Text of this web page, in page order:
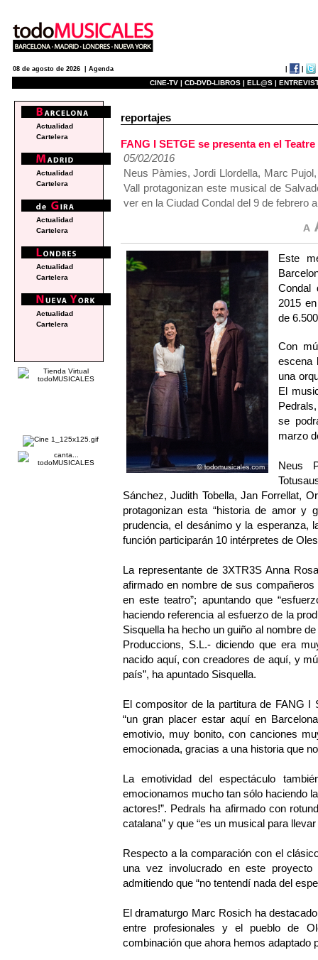
08 de agosto de 2026 | Agenda
CINE-TV | CD-DVD-LIBROS | ELL@S |
reportajes
FANG I SETGE se presenta en el
05/02/2016
Neus Pàmies, Jordi Llordella, Marc
Vall protagonizan este musical de
ver en la Ciudad Condal del 9 de febrero
Este
Condal
2015
de
Con
escena
una
El
se
marzo
Neus
Sánchez, Judith Tobella, Jan Forrellat,
protagonizan esta “historia de amor
prudencia, el desánimo y la esperanza,
función participarán 10 intérpretes de
La representante de 3XTR3S Anna
afirmado en nombre de sus
en este teatro”; apuntando que
haciendo referencia al esfuerzo de la
Sisquella ha hecho un guiño al nombre
Produccions, S.L.- diciendo que era
nacido aquí, con creadores de aquí, y
país”, ha apuntado Sisquella.
El compositor de la partitura de FANG
“un gran placer estar aquí en
emotivio, muy bonito, con canciones
emocionada, gracias a una historia que
La emotividad del espectáculo
emocionamos mucho tan sólo haciendo
actores!”. Pedrals ha afirmado con
catalana” y que “es un musical para
Respecto a la comparación con el
una vez involucrado en este
admitiendo que “no tentendí nada del
El dramaturgo Marc Rosich ha
entre profesionales y el pueblo de
combinación que ahora hemos adaptado
Actualidad
Cartelera
Actualidad
Cartelera
Actualidad
Cartelera
Actualidad
Cartelera
Actualidad
Cartelera